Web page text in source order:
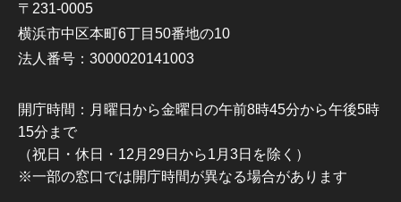
〒231-0005
横浜市中区本町6丁目50番地の10
法人番号：3000020141003
開庁時間：月曜日から金曜日の午前8時45分から午後5時
15分まで
（祝日・休日・12月29日から1月3日を除く）
※一部の窓口では開庁時間が異なる場合があります